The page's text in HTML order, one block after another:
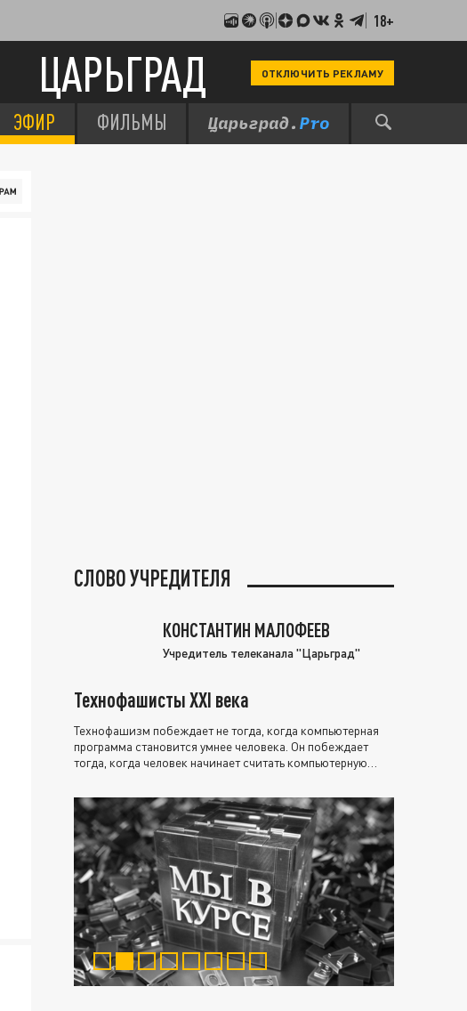
18+
ЦАРЬГРАД ОТКЛЮЧИТЬ РЕКЛАМУ
ЭФИР ФИЛЬМЫ
СЛОВО УЧРЕДИТЕЛЯ
КОНСТАНТИН МАЛОФЕЕВ
Учредитель телеканала "Царьград"
Технофашисты XXI века
Технофашизм побеждает не тогда, когда компьютерная
программа становится умнее человека. Он побеждает
тогда, когда человек начинает считать компьютерную